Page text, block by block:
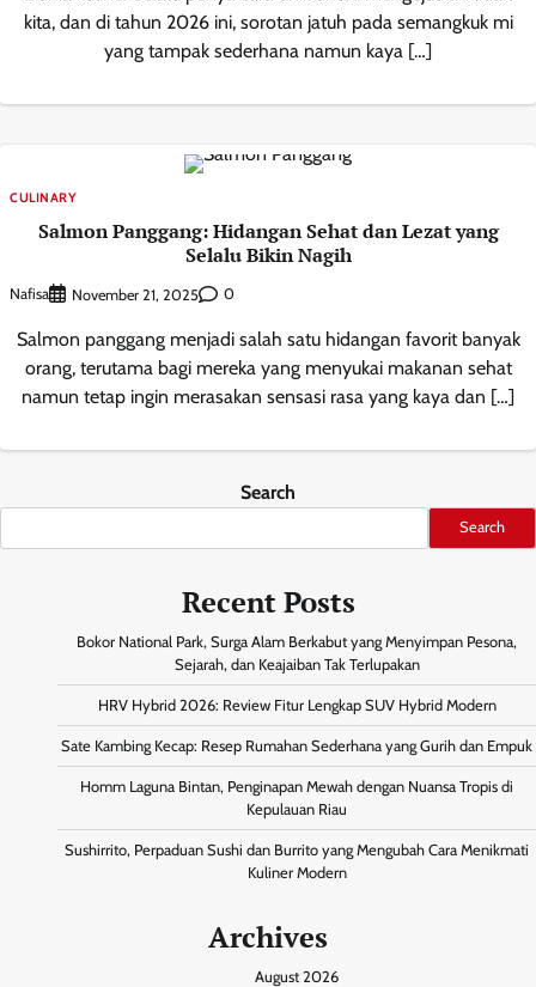
kita, dan di tahun 2026 ini, sorotan jatuh pada semangkuk mi
yang tampak sederhana namun kaya […]
CULINARY
Salmon Panggang: Hidangan Sehat dan Lezat yang
Selalu Bikin Nagih
Nafisa November 21, 2025 0
Salmon panggang menjadi salah satu hidangan favorit banyak
orang, terutama bagi mereka yang menyukai makanan sehat
namun tetap ingin merasakan sensasi rasa yang kaya dan […]
Search
Search
Recent Posts
Bokor National Park, Surga Alam Berkabut yang Menyimpan Pesona,
Sejarah, dan Keajaiban Tak Terlupakan
HRV Hybrid 2026: Review Fitur Lengkap SUV Hybrid Modern
Sate Kambing Kecap: Resep Rumahan Sederhana yang Gurih dan Empuk
Homm Laguna Bintan, Penginapan Mewah dengan Nuansa Tropis di
Kepulauan Riau
Sushirrito, Perpaduan Sushi dan Burrito yang Mengubah Cara Menikmati
Kuliner Modern
Archives
August 2026